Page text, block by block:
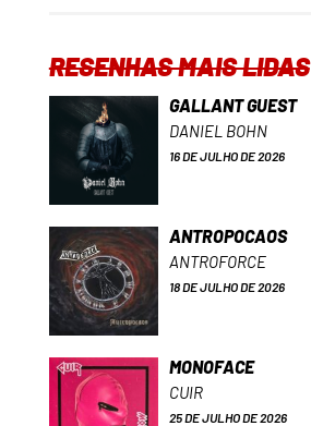
RESENHAS MAIS LIDAS
GALLANT GUEST
DANIEL BOHN
16 DE JULHO DE 2026
ANTROPOCAOS
ANTROFORCE
18 DE JULHO DE 2026
MONOFACE
CUIR
25 DE JULHO DE 2026